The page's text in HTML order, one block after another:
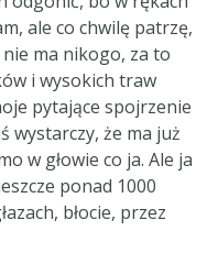
ale co chwilę patrzę,
ma nikogo, za to
i wysokich traw
pytające spojrzenie
wystarczy, że ma już
w głowie co ja. Ale ja
ponad 1000
błocie, przez